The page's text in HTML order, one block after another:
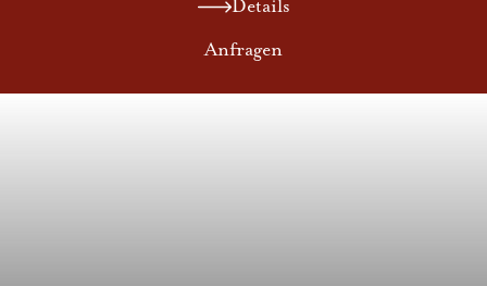
Details
Anfragen